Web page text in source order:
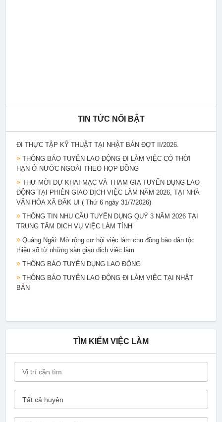
TIN TỨC NỔI BẬT
CHƯƠNG TRÌNH EPA KHÓA 15
HẠN Ở NƯỚC NGOÀI THEO HỢP ĐỒNG
ĐỘNG TẠI PHIÊN GIAO DỊCH VIỆC LÀM NĂM 2026, TẠI NHÀ
VĂN HÓA XÃ ĐĂK UI ( Thứ 6 ngày 31/7/2026)
TRUNG TÂM DỊCH VỤ VIỆC LÀM TỈNH
thiểu số từ những sàn giao dịch việc làm
BẢN
TÌM KIẾM VIỆC LÀM